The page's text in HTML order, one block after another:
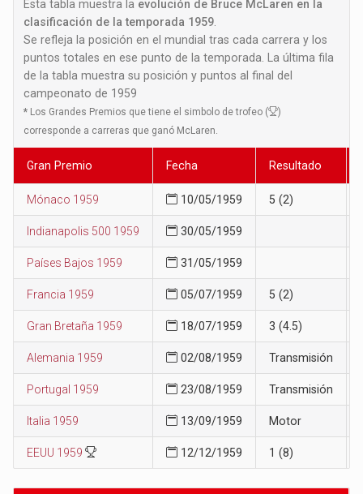
Esta tabla muestra la evolución de Bruce McLaren en la
clasificación de la temporada 1959
Se refleja la posición en el mundial tras cada carrera y los
puntos totales en ese punto de la temporada. La última fila
de la tabla muestra su posición y puntos al final del
campeonato de 1959
* Los Grandes Premios que tiene el simbolo de trofeo (
)
corresponde a carreras que ganó McLaren.
Gran Premio Fecha Resultado
Mónaco 1959 10/05/1959 5 (2)
Indianapolis 500 1959 30/05/1959
Países Bajos 1959 31/05/1959
Francia 1959 05/07/1959 5 (2)
Gran Bretaña 1959 18/07/1959 3 (4.5)
Alemania 1959 02/08/1959 Transmisión
Portugal 1959 23/08/1959 Transmisión
Italia 1959 13/09/1959 Motor
EEUU 1959 12/12/1959 1 (8)